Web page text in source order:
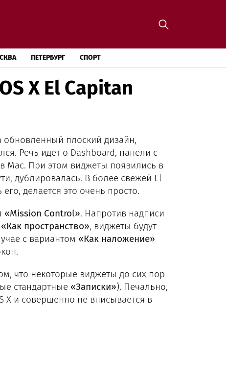
ПЕТЕРБУРГ СПОРТ
X El Capitan
обновленный плоский дизайн,
Речь идет о Dashboard, панели с
Mac. При этом виджеты появились в
дублировалась. В более свежей El
делается это очень просто.
«Mission Control». Напротив надписи
«Как пространство», виджеты будут
с вариантом «Как наложение»
что некоторые виджеты до сих пор
стандартные «Записки»). Печально,
X и совершенно не вписывается в